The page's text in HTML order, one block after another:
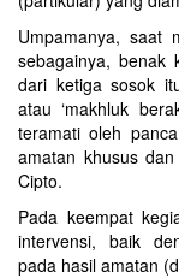
Umpamanya, saat
sebagainya, benak
dari ketiga sosok
atau ‘makhluk
teramati oleh
amatan khusus
Cipto.
Pada keempat
intervensi, baik
pada hasil amatan